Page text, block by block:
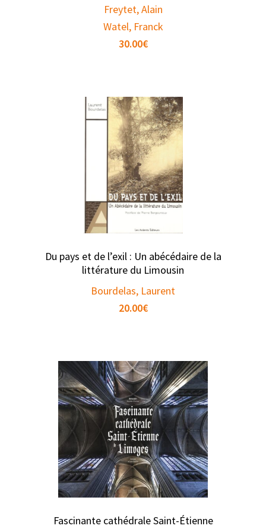
Freytet, Alain
Watel, Franck
30.00€
Du pays et de l’exil : Un abécédaire de la
littérature du Limousin
Bourdelas, Laurent
20.00€
Fascinante cathédrale Saint-Étienne